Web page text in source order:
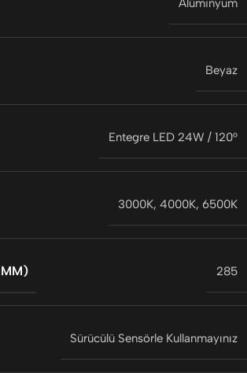
Alüminyum
Beyaz
Entegre LED 24W / 120°
3000K, 4000K, 6500K
285
Sürücülü Sensörle Kullanmayınız